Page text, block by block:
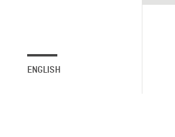
ENGLISH